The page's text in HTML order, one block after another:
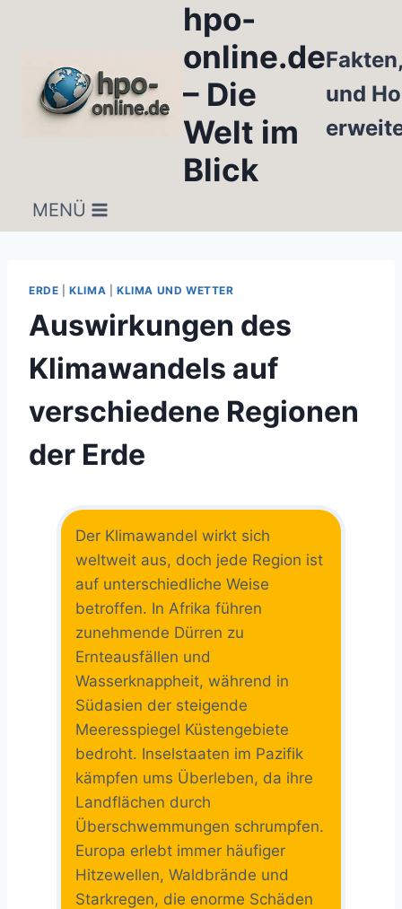
hpo-
online.de
– Die
Welt im
Blick
und
MENÜ
ERDE |KLIMA KLIMA UND WETTER
Auswirkungen des
Klimawandels auf
verschiedene Regionen
der Erde
Der Klimawandel wirkt sich
weltweit aus, doch jede Region ist
auf unterschiedliche Weise
betroffen. In Afrika führen
zunehmende Dürren zu
Ernteausfällen und
Wasserknappheit, während in
Südasien der steigende
Meeresspiegel Küstengebiete
bedroht. Inselstaaten im Pazifik
kämpfen ums Überleben, da ihre
Landflächen durch
Überschwemmungen schrumpfen.
Europa erlebt immer häufiger
Hitzewellen, Waldbrände und
Starkregen, die enorme Schäden